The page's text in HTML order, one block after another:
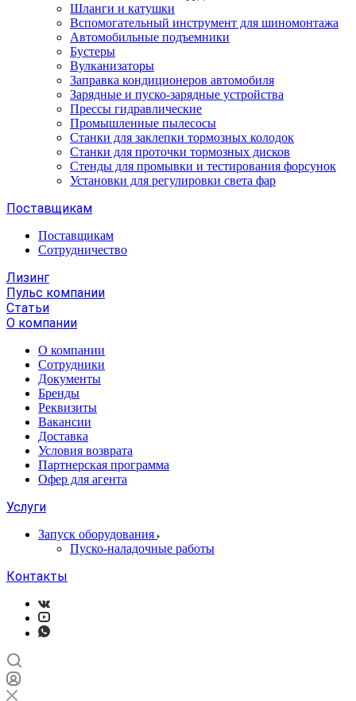
Шланги и катушки
Вспомогательный инструмент для шиномонтажа
Автомобильные подъемники
Бустеры
Вулканизаторы
Заправка кондиционеров автомобиля
Зарядные и пуско-зарядные устройства
Прессы гидравлические
Промышленные пылесосы
Станки для заклепки тормозных колодок
Станки для проточки тормозных дисков
Стенды для промывки и тестирования форсунок
Установки для регулировки света фар
Поставщикам
Поставщикам
Сотрудничество
Лизинг
Пульс компании
Статьи
О компании
О компании
Сотрудники
Документы
Бренды
Реквизиты
Вакансии
Доставка
Условия возврата
Партнерская программа
Офер для агента
Услуги
Запуск оборудования
Пуско-наладочные работы
Контакты